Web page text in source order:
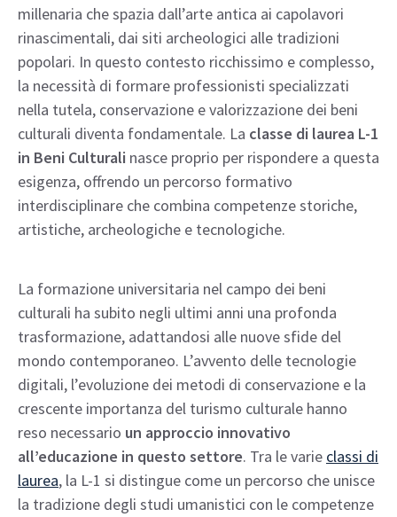
millenaria che spazia dall’arte antica ai capolavori
rinascimentali, dai siti archeologici alle tradizioni
popolari. In questo contesto ricchissimo e complesso,
la necessità di formare professionisti specializzati
nella tutela, conservazione e valorizzazione dei beni
culturali diventa fondamentale. La classe di laurea L-1
in Beni Culturali nasce proprio per rispondere a questa
esigenza, offrendo un percorso formativo
interdisciplinare che combina competenze storiche,
artistiche, archeologiche e tecnologiche.
La formazione universitaria nel campo dei beni
culturali ha subito negli ultimi anni una profonda
trasformazione, adattandosi alle nuove sfide del
mondo contemporaneo. L’avvento delle tecnologie
digitali, l’evoluzione dei metodi di conservazione e la
crescente importanza del turismo culturale hanno
reso necessario un approccio innovativo
all’educazione in questo settore. Tra le varie classi di
laurea, la L-1 si distingue come un percorso che unisce
la tradizione degli studi umanistici con le competenze